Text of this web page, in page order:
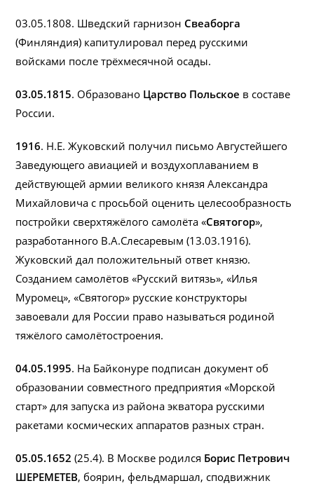
03.05.1808. Шведский гарнизон Свеаборга
(Финляндия) капитулировал перед русскими
войсками после трёхмесячной осады.
03.05.1815. Образовано Царство Польское в составе
России.
1916. Н.Е. Жуковский получил письмо Августейшего
Заведующего авиацией и воздухоплаванием в
действующей армии великого князя Александра
Михайловича с просьбой оценить целесообразность
постройки сверхтяжёлого самолёта «Святогор»,
разработанного В.А.Слесаревым (13.03.1916).
Жуковский дал положительный ответ князю.
Созданием самолётов «Русский витязь», «Илья
Муромец», «Святогор» русские конструкторы
завоевали для России право называться родиной
тяжёлого самолётостроения.
04.05.1995. На Байконуре подписан документ об
образовании совместного предприятия «Морской
старт» для запуска из района экватора русскими
ракетами космических аппаратов разных стран.
05.05.1652 (25.4). В Москве родился Борис Петрович
ШЕРЕМЕТЕВ, боярин, фельдмаршал, сподвижник